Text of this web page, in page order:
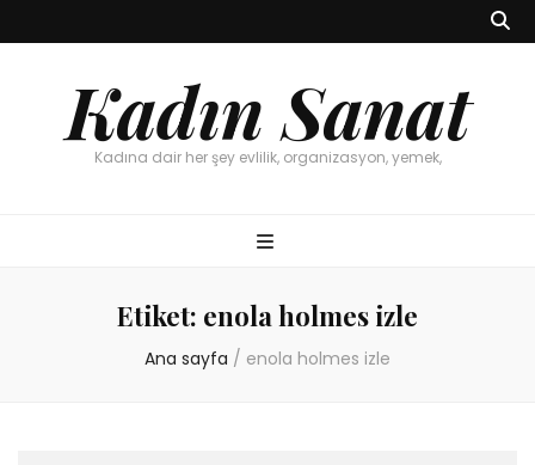
Kadın Sanat
Kadına dair her şey evlilik, organizasyon, yemek,
Etiket: enola holmes izle
Ana sayfa / enola holmes izle